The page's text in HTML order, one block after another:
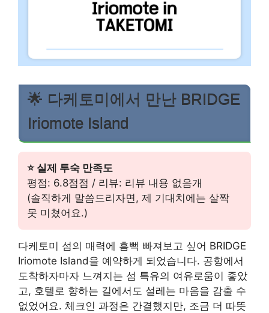
🌟 다케토미에서 만난 BRIDGE
Iriomote Island
⭐ 실제 투숙 만족도
평점: 6.8점점 / 리뷰: 리뷰 내용 없음개
(솔직하게 말씀드리자면, 제 기대치에는 살짝
못 미쳤어요.)
다케토미 섬의 매력에 흠뻑 빠져보고 싶어 BRIDGE
Iriomote Island을 예약하게 되었습니다. 공항에서
도착하자마자 느껴지는 섬 특유의 여유로움이 좋았
고, 호텔로 향하는 길에서도 설레는 마음을 감출 수
없었어요. 체크인 과정은 간결했지만, 조금 더 따뜻